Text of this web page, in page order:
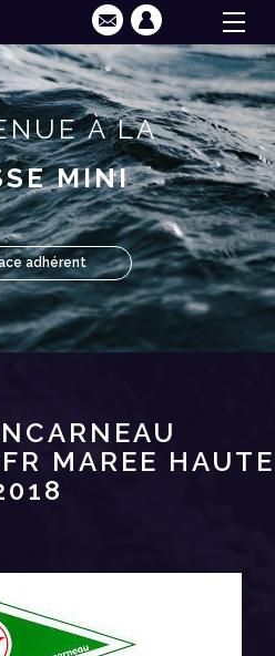
À LA
MINI
adhérent
MAREE HAUTE